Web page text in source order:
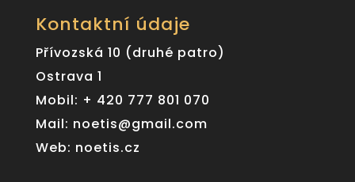
Kontaktní údaje
Přívozská 10 (druhé patro)
Ostrava 1
Mobil: + 420 777 801 070
Mail: noetis@gmail.com
Web: noetis.cz